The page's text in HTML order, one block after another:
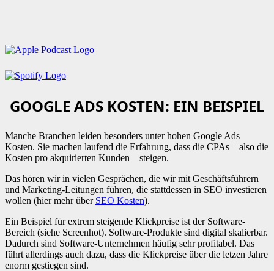
GOOGLE ADS KOSTEN: EIN BEISPIEL
Manche Branchen leiden besonders unter hohen Google Ads
Kosten. Sie machen laufend die Erfahrung, dass die CPAs – also die
Kosten pro akquirierten Kunden – steigen.
Das hören wir in vielen Gesprächen, die wir mit Geschäftsführern
und Marketing-Leitungen führen, die stattdessen in SEO investieren
wollen (hier mehr über SEO Kosten).
Ein Beispiel für extrem steigende Klickpreise ist der Software-
Bereich (siehe Screenhot). Software-Produkte sind digital skalierbar.
Dadurch sind Software-Unternehmen häufig sehr profitabel. Das
führt allerdings auch dazu, dass die Klickpreise über die letzen Jahre
enorm gestiegen sind.